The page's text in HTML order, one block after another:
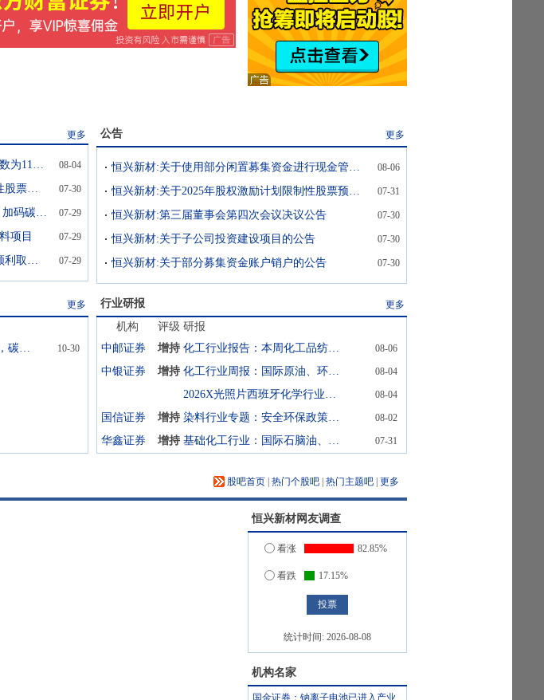
更多
恒兴新材：截至2026年7月31日公司持股户数为11937户 08-04
恒兴新材：关于2025年股权激励计划限制性股票预留授予结果公告 07-30
恒兴新材：拟6亿元投建两大精细化工项目 加码碳-硅双轮驱动战略 07-29
项目 07-29
恒兴新材：公司高纯度硅酸酯项目中试已顺利取得成功 07-29
公告 更多
恒兴新材:关于使用部分闲置募集资金进行现金管理赎回的公告 08-06
恒兴新材:关于2025年股权激励计划限制性股票预留授予结果公告 07-31
恒兴新材:第三届董事会第四次会议决议公告 07-30
恒兴新材:关于子公司投资建设项目的公告 07-30
恒兴新材:关于部分募集资金账户销户的公告 07-30
更多
碳基化学品打造特色优势，碳-硅双轮驱动 10-30
行业研报 更多
机构 评级 研报
中邮证券
增持 化工行业报告：本周化工品纺织化学制品、涤纶、民爆制品、复合肥、粘胶涨幅居前 08-06
中银证券 增持 化工行业周报：国际原油、环氧丙烷价格下跌，有机硅价格上涨 08-04
2026X光照片西班牙化学行业快照 08-04
国信证券 增持 染料行业专题：安全环保政策趋严，染料价格持续上行 08-02
华鑫证券 增持 基础化工行业：国际石脑油、原油等涨幅居前，建议关注进口替代、纯内需、高股息等方向 07-31
股吧首页 热门个股吧 热门主题吧 更多
恒兴新材网友调查
看涨 82.85%
看跌 17.15%
统计时间: 2026-08-08
机构名家
国金证券：钠离子电池已进入产业